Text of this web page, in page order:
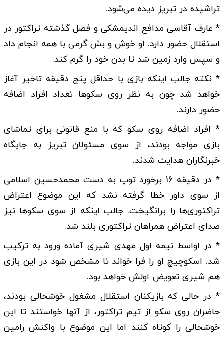
تراشیده در تبریز دیده می‌شود.
* عارف آقاسی مدافع اندیمشکی و فصل گذشته تراکتور در
استقلال حضور دارد. او خوش و بش گرمی با همه انجام داد
و سپس وارد زمین شد تا بدن خود را گرم کند.
* نکته جالب اینکه بازی با حداقل پنج دقیقه تاخیر آغاز
خواهد شد چون به نظر روی سکوها تعداد افراد اضافه
حضور دارند.
* افراد اضافه روی سکو که با منع قانونی برای تماشای
بازی مواجه بودند، از سوی مسئولان تبریز به جایگاه
خبرنگاران هدایت شدند.
* در دقیقه 16 برخورد توپ به دست محمدحسین اسلامی
از سوی داور خطا گرفته نشد که این موضوع اعتراض
تراکتوری‌ها را برانگیخت. جالب اینکه از سوی سکوها نیز
صدای اعتراض همراهان تراکتوری بلند شد.
* در اواسط نیمه اول مهدی شیری آماده ورود به ترکیب
شد. اسکوچیچ او را فرا خواند تا مشخص شود در این بازی
هم شیری تعویض اولش خواهد بود.
* در حالی که بازیکنان استقلال مشغول خوشحالی بودند،
حاضران روی سکو از تیم تراکتور، از آنها خواستند تا این
خوشحالی را کوتاه کنند اما این موضوع با واکنش رامین